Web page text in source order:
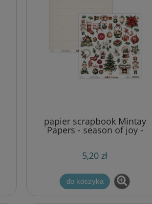
papier scrapbook Mintay
Papers - season of joy -
arkusz z elementami
5,20 zł
do koszyka